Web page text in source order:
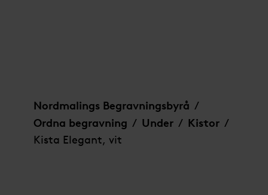
Nordmalings Begravningsbyrå /
Ordna begravning / Under / Kistor /
Kista Elegant, vit